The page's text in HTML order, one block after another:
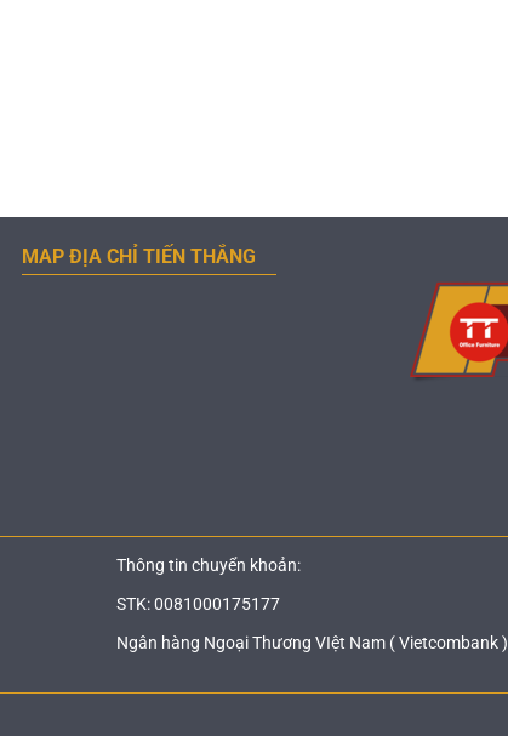
MAP ĐỊA CHỈ TIẾN THẮNG
Thông tin chuyển khoản:
STK: 0081000175177
Ngân hàng Ngoại Thương VIệt Nam ( Vietcombank )